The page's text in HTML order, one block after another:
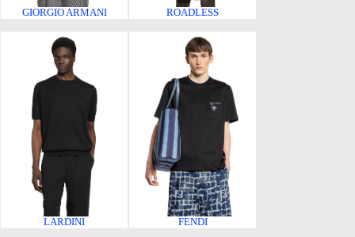
GIORGIO ARMANI ROADLESS
LARDINI FENDI